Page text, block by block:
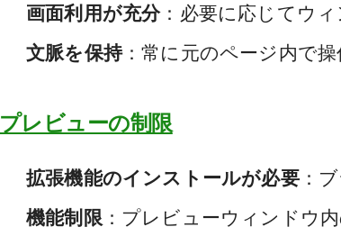
画面利用が充分：必要に応じてウ
文脈を保持：常に元のページ内で操
プレビューの制限
拡張機能のインストールが必要：
機能制限 ：プレビューウィンドウ